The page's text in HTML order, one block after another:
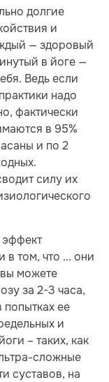
долгие
и
— здоровый
в йоге —
Ведь если
надо
фактически
в 95%
и по 2
силу их
том, что ... они
можете
за 2-3 часа,
попытках ее
и
– таких, как
сложные
суставов, на